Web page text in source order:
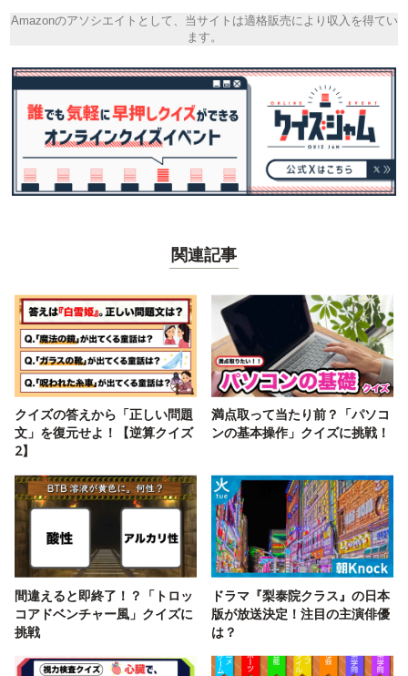
Amazonのアソシエイトとして、当サイトは適格販売により収入を得てい
ます。
関連記事
クイズの答えから「正しい問題
文」を復元せよ！【逆算クイズ
2】
満点取って当たり前？「パソコ
ンの基本操作」クイズに挑戦！
間違えると即終了！？「トロッ
コアドベンチャー風」クイズに
挑戦
ドラマ『梨泰院クラス』の日本
版が放送決定！注目の主演俳優
は？